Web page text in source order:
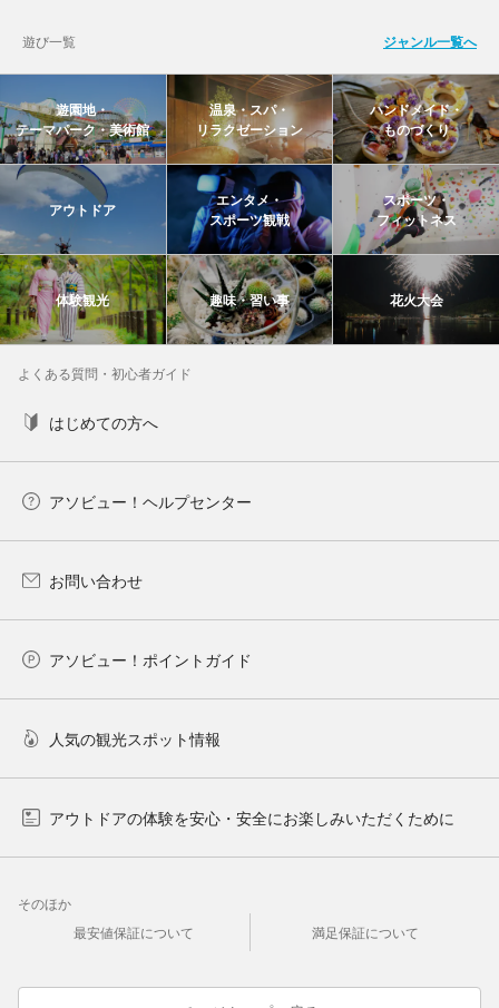
遊び一覧 ジャンル一覧へ
遊園地・
テーマパーク・美術館
温泉・スパ・
リラクゼーション
ハンドメイド・
ものづくり
アウトドア
エンタメ・
スポーツ観戦
スポーツ・
フィットネス
体験観光 趣味・習い事 花火大会
よくある質問・初心者ガイド
はじめての方へ
アソビュー！ヘルプセンター
お問い合わせ
アソビュー！ポイントガイド
人気の観光スポット情報
アウトドアの体験を安心・安全にお楽しみいただくために
そのほか
最安値保証について
満足保証について